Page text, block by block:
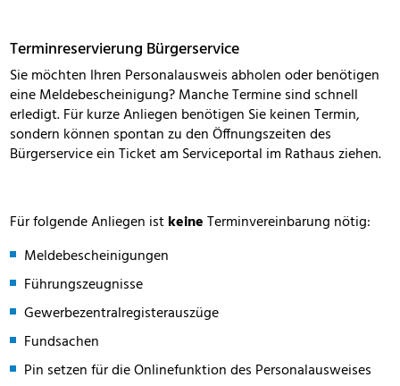
Terminreservierung Bürgerservice
Sie möchten Ihren Personalausweis abholen oder benötigen
eine Meldebescheinigung? Manche Termine sind schnell
erledigt. Für kurze Anliegen benötigen Sie keinen Termin,
sondern können spontan zu den Öffnungszeiten des
Bürgerservice ein Ticket am Serviceportal im Rathaus ziehen.
Für folgende Anliegen istkeineTerminvereinbarung nötig:
Meldebescheinigungen
Führungszeugnisse
Gewerbezentralregisterauszüge
Fundsachen
Pin setzen für die Onlinefunktion des Personalausweises